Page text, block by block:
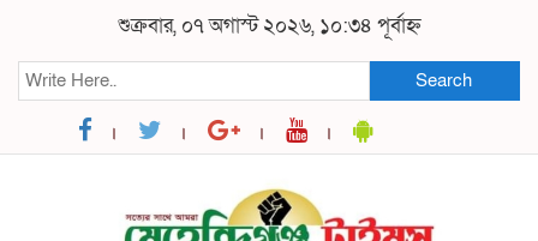
শুক্রবার, ০৭ অগাস্ট ২০২৬, ১০:৩৪ পূর্বাহ্ন
Search